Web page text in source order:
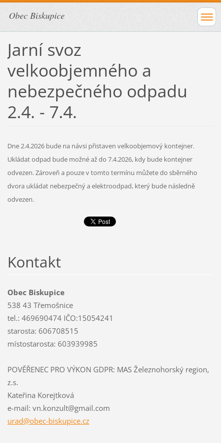
Obec Biskupice
Jarní svoz
velkoobjemného a
nebezpečného odpadu
2.4. - 7.4.
Dne 2.4.2026 bude na návsi přistaven velkoobjemový kontejner.
Ukládat odpad bude možné až do 7.4.2026, kdy bude kontejner
odvezen. Zároveň a pouze v tomto termínu můžete do sběrného
dvora ukládat nebezpečný a elektroodpad, který bude následně
odvezen.
Kontakt
Obec Biskupice
538 43 Třemošnice
tel.: 469690474 IČO:15054241
starosta: 606708515
místostarosta: 603939985
POVĚŘENEC PRO VÝKON GDPR: MAS Železnohorský region,
z.s.
Kateřina Korejtková
e-mail: vn.konzult@gmail.com
urad@obec-biskupice.cz